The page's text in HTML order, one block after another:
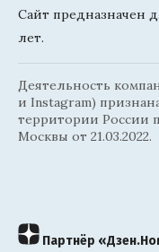
Сайт предназначен
лет.
Деятельность
и Instagram)
территории России
Москвы от 21.03.2022.
Партнёр